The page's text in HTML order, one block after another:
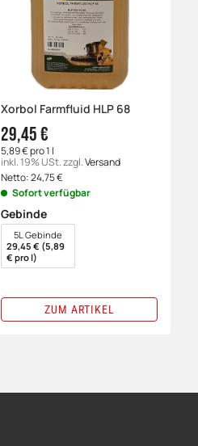
Xorbol Farmfluid HLP 68
29,45 €
5,89 € pro 1 l
inkl. 19% USt.zzgl.Versand
Netto:24,75€
Sofort verfügbar
Gebinde
wählen
5L Gebinde
29,45 € (5,89
€ pro l)
ZUM ARTIKEL